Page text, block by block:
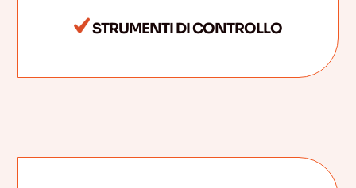
STRUMENTI DI CONTROLLO